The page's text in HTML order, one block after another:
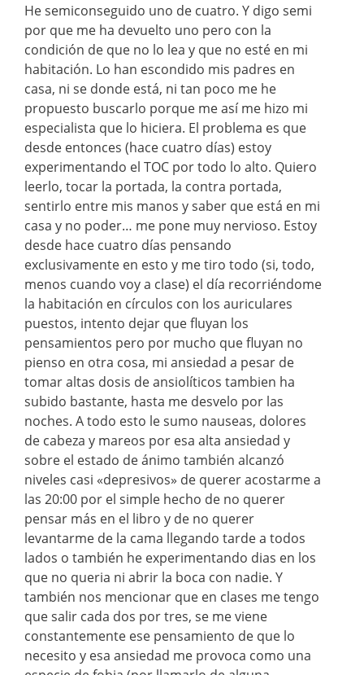
He semiconseguido uno de cuatro. Y digo semi
por que me ha devuelto uno pero con la
condición de que no lo lea y que no esté en mi
habitación. Lo han escondido mis padres en
casa, ni se donde está, ni tan poco me he
propuesto buscarlo porque me así me hizo mi
especialista que lo hiciera. El problema es que
desde entonces (hace cuatro días) estoy
experimentando el TOC por todo lo alto. Quiero
leerlo, tocar la portada, la contra portada,
sentirlo entre mis manos y saber que está en mi
casa y no poder… me pone muy nervioso. Estoy
desde hace cuatro días pensando
exclusivamente en esto y me tiro todo (si, todo,
menos cuando voy a clase) el día recorriéndome
la habitación en círculos con los auriculares
puestos, intento dejar que fluyan los
pensamientos pero por mucho que fluyan no
pienso en otra cosa, mi ansiedad a pesar de
tomar altas dosis de ansiolíticos tambien ha
subido bastante, hasta me desvelo por las
noches. A todo esto le sumo nauseas, dolores
de cabeza y mareos por esa alta ansiedad y
sobre el estado de ánimo también alcanzó
niveles casi «depresivos» de querer acostarme a
las 20:00 por el simple hecho de no querer
pensar más en el libro y de no querer
levantarme de la cama llegando tarde a todos
lados o también he experimentando dias en los
que no queria ni abrir la boca con nadie. Y
también nos mencionar que en clases me tengo
que salir cada dos por tres, se me viene
constantemente ese pensamiento de que lo
necesito y esa ansiedad me provoca como una